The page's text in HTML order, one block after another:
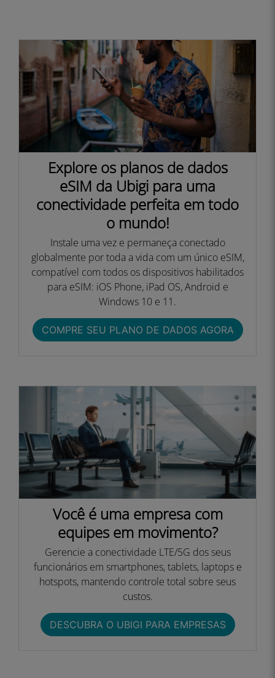
Explore os planos de dados
eSIM da Ubigi para uma
conectividade perfeita em todo
o mundo!
Instale uma vez e permaneça conectado
globalmente por toda a vida com um único eSIM,
compatível com todos os dispositivos habilitados
para eSIM: iOS Phone, iPad OS, Android e
Windows 10 e 11.
COMPRE SEU PLANO DE DADOS AGORA
Você é uma empresa com
equipes em movimento?
Gerencie a conectividade LTE/5G dos seus
funcionários em smartphones, tablets, laptops e
hotspots, mantendo controle total sobre seus
custos.
DESCUBRA O UBIGI PARA EMPRESAS​